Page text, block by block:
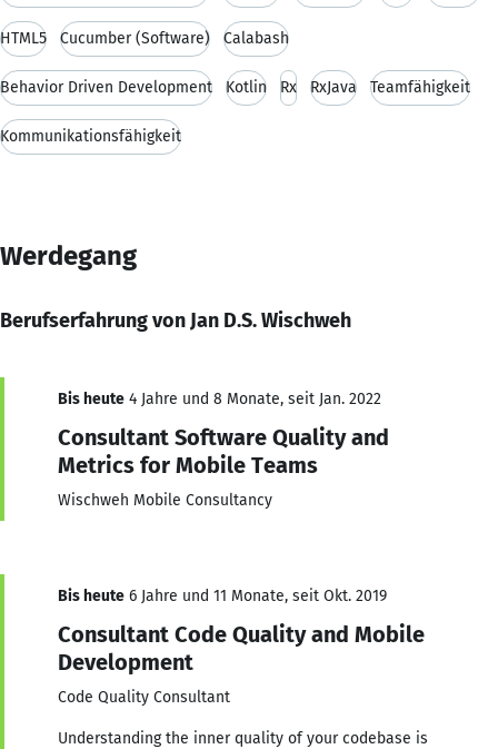
HTML5 Cucumber (Software) Calabash
Behavior Driven Development Kotlin Rx RxJava Teamfähigkeit
Kommunikationsfähigkeit
Werdegang
Berufserfahrung von Jan D.S. Wischweh
Bis heute 4 Jahre und 8 Monate, seit Jan. 2022
Consultant Software Quality and
Metrics for Mobile Teams
Wischweh Mobile Consultancy
Bis heute 6 Jahre und 11 Monate, seit Okt. 2019
Consultant Code Quality and Mobile
Development
Code Quality Consultant
Understanding the inner quality of your codebase is